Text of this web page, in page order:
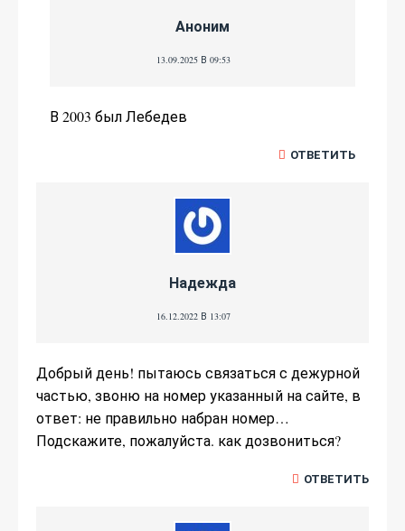
Аноним
13.09.2025 В 09:53
В 2003 был Лебедев
ОТВЕТИТЬ
Надежда
16.12.2022 В 13:07
Добрый день! пытаюсь связаться с дежурной
частью, звоню на номер указанный на сайте, в
ответ: не правильно набран номер…
Подскажите, пожалуйста. как дозвониться?
ОТВЕТИТЬ